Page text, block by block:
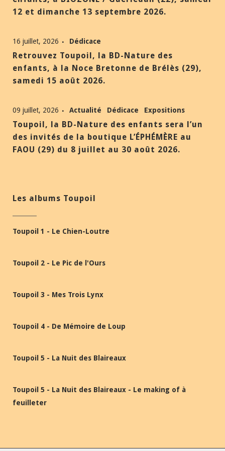
12 et dimanche 13 septembre 2026.
16 juillet, 2026 Dédicace
Retrouvez Toupoil, la BD-Nature des
enfants, à la Noce Bretonne de Brélès (29),
samedi 15 août 2026.
09 juillet, 2026 Actualité Dédicace Expositions
Toupoil, la BD-Nature des enfants sera l’un
des invités de la boutique L’ÉPHÉMÈRE au
FAOU (29) du 8 juillet au 30 août 2026.
Les albums Toupoil
Toupoil 1 - Le Chien-Loutre
Toupoil 2 - Le Pic de l'Ours
Toupoil 3 - Mes Trois Lynx
Toupoil 4 - De Mémoire de Loup
Toupoil 5 - La Nuit des Blaireaux
Toupoil 5 - La Nuit des Blaireaux - Le making of à
feuilleter